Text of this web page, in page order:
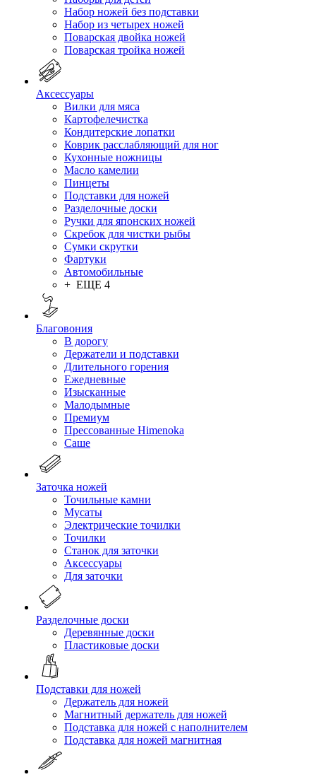
Набор ножей без подставки
Набор из четырех ножей
Поварская двойка ножей
Поварская тройка ножей
Аксессуары
Вилки для мяса
Картофелечистка
Кондитерские лопатки
Коврик расслабляющий для ног
Кухонные ножницы
Масло камелии
Пинцеты
Подставки для ножей
Разделочные доски
Ручки для японских ножей
Скребок для чистки рыбы
Сумки скрутки
Фартуки
Автомобильные
+ ЕЩЕ 4
Благовония
В дорогу
Держатели и подставки
Длительного горения
Ежедневные
Изысканные
Малодымные
Премиум
Прессованные Himenoka
Саше
Заточка ножей
Точильные камни
Мусаты
Электрические точилки
Точилки
Станок для заточки
Аксессуары
Для заточки
Разделочные доски
Деревянные доски
Пластиковые доски
Подставки для ножей
Держатель для ножей
Магнитный держатель для ножей
Подставка для ножей с наполнителем
Подставка для ножей магнитная